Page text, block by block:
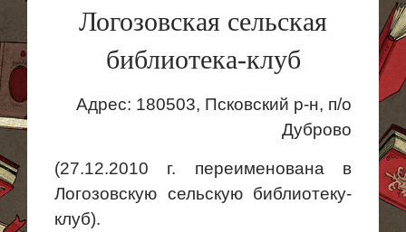
Логозовская сельская
библиотека-клуб
Адрес: 180503, Псковский р-н, п/о
Дуброво
(27.12.2010 г. переименована в
Логозовскую сельскую библиотеку-
клуб).